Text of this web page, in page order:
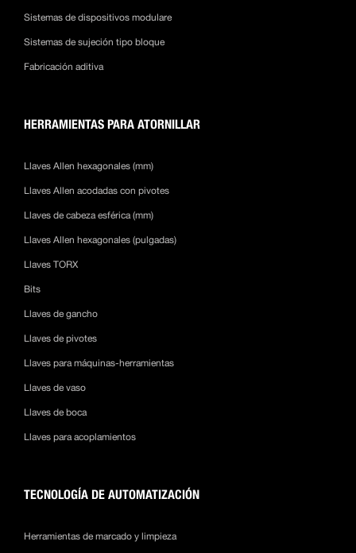
Sistemas de dispositivos modulare
Sistemas de sujeción tipo bloque
Fabricación aditiva
HERRAMIENTAS PARA ATORNILLAR
Llaves Allen hexagonales (mm)
Llaves Allen acodadas con pivotes
Llaves de cabeza esférica (mm)
Llaves Allen hexagonales (pulgadas)
Llaves TORX
Bits
Llaves de gancho
Llaves de pivotes
Llaves para máquinas-herramientas
Llaves de vaso
Llaves de boca
Llaves para acoplamientos
TECNOLOGÍA DE AUTOMATIZACIÓN
Herramientas de marcado y limpieza